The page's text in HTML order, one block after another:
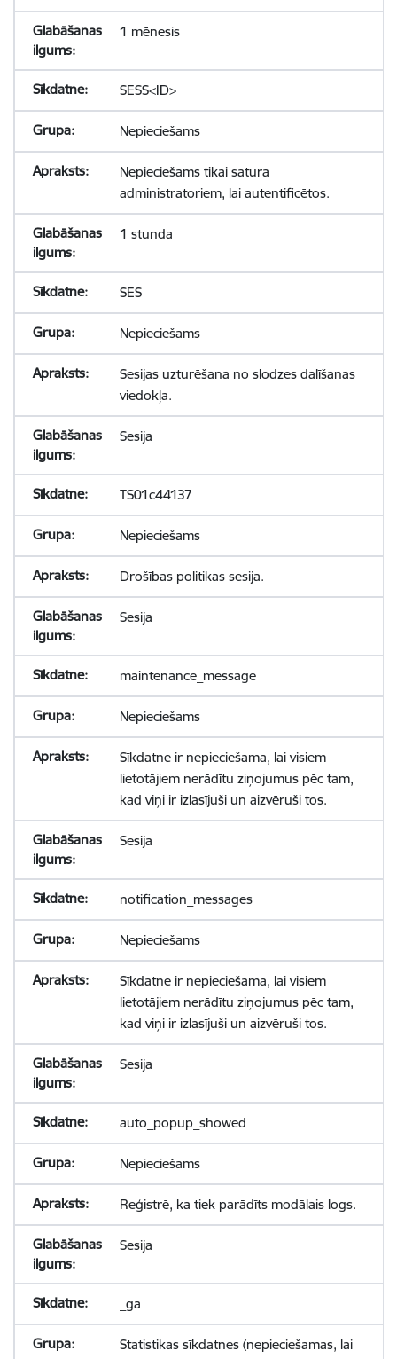
1 mēnesis
SESS<ID>
Nepieciešams
Nepieciešams tikai satura
administratoriem, lai autentificētos.
1 stunda
SES
Nepieciešams
Sesijas uzturēšana no slodzes dalīšanas
viedokļa.
Sesija
TS01c44137
Nepieciešams
Drošības politikas sesija.
Sesija
maintenance_message
Nepieciešams
Sīkdatne ir nepieciešama, lai visiem
lietotājiem nerādītu ziņojumus pēc tam,
kad viņi ir izlasījuši un aizvēruši tos.
Sesija
notification_messages
Nepieciešams
Sīkdatne ir nepieciešama, lai visiem
lietotājiem nerādītu ziņojumus pēc tam,
kad viņi ir izlasījuši un aizvēruši tos.
Sesija
auto_popup_showed
Nepieciešams
Reģistrē, ka tiek parādīts modālais logs.
Sesija
_ga
Statistikas sīkdatnes (nepieciešamas, lai